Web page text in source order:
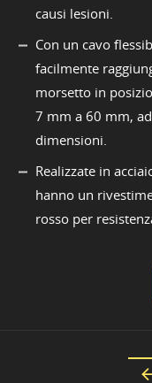
causi lesioni.
Con un cavo
facilmente
morsetto in
7 mm a 60 mm,
dimensioni.
Realizzate in
hanno un
rosso per